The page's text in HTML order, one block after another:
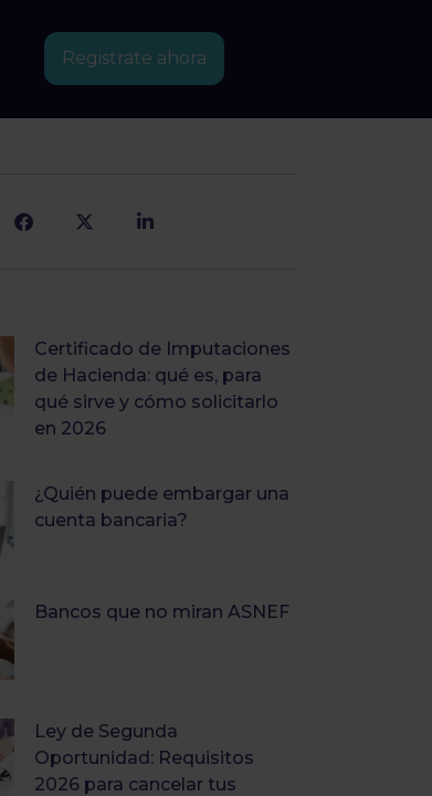
Registrate ahora
Certificado de Imputaciones
de Hacienda: qué es, para
qué sirve y cómo solicitarlo
en 2026
¿Quién puede embargar una
cuenta bancaria?
Bancos que no miran ASNEF
Ley de Segunda
Oportunidad: Requisitos
2026 para cancelar tus